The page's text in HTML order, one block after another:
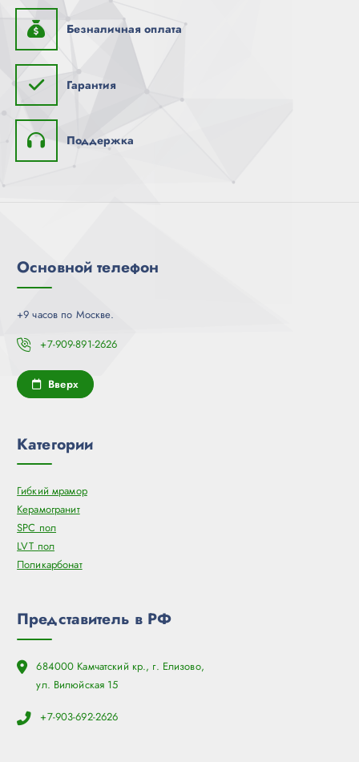
Безналичная оплата
Гарантия
Поддержка
Основной телефон
+9 часов по Москве.
+7-909-891-2626
Вверх
Категории
Гибкий мрамор
Керамогранит
SPC пол
LVT пол
Поликарбонат
Представитель в РФ
684000 Камчатский кр., г. Елизово,
ул. Вилюйская 15
+7-903-692-2626